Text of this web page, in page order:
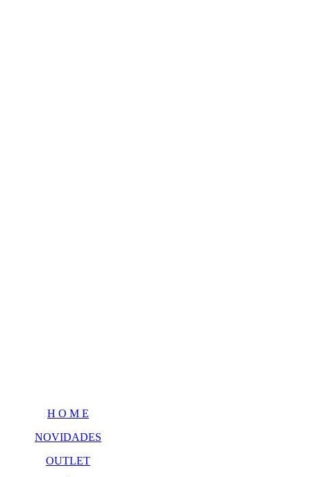
H O M E
NOVIDADES
OUTLET